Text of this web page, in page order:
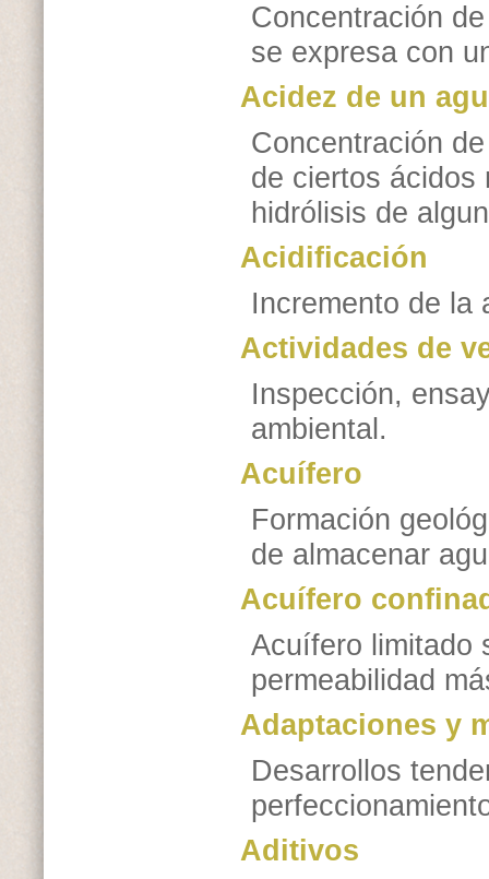
Concentración
se expresa con
Acidez de un
Concentración
de ciertos ácidos
hidrólisis de
Acidificación
Incremento de la
Actividades de
Inspección,
ambiental.
Acuífero
Formación
de almacenar
Acuífero
Acuífero limitado
permeabilidad
Adaptaciones y
Desarrollos
Aditivos